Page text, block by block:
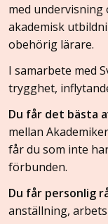
med undervisning
akademisk
obehörig lärare.
I samarbete med
trygghet,
Du får det bästa
mellan
får du som inte
förbunden.
Du får personlig
anställning,